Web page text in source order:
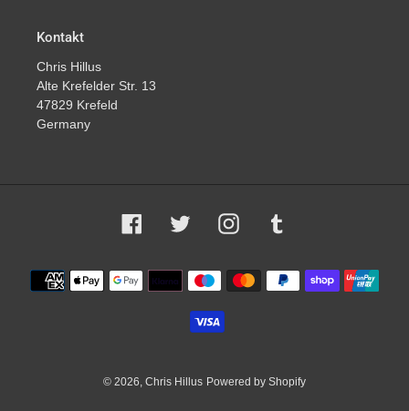
Kontakt
Chris Hillus
Alte Krefelder Str. 13
47829 Krefeld
Germany
Facebook Twitter Instagram
Zahlungsmethoden
© 2026, Chris Hillus Powered by Shopify